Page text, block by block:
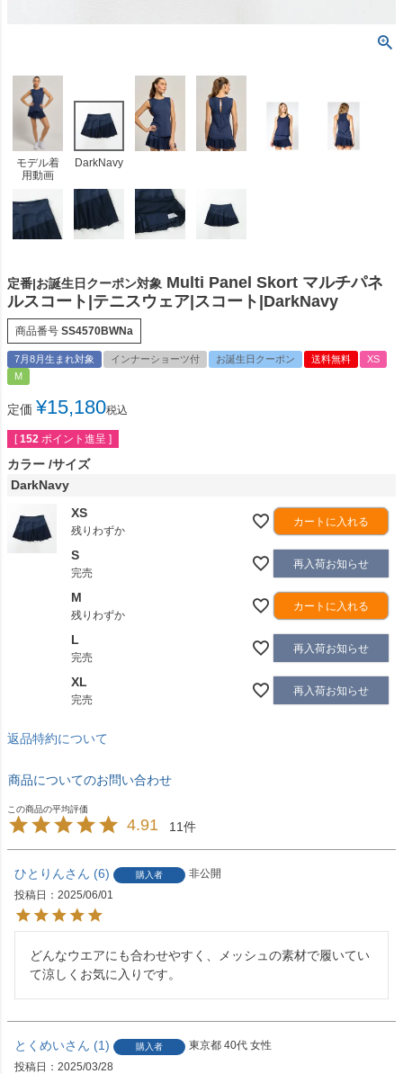
モデル着
用動画
DarkNavy
定番|お誕生日クーポン対象 Multi Panel Skort マルチパネ
ルスコート|テニスウェア|スコート|DarkNavy
商品番号 SS4570BWNa
7月8月生まれ対象 インナーショーツ付 お誕生日クーポン 送料無料
XS
M
定価 ¥15,180税込
[ 152 ポイント進呈 ]
カラー サイズ
DarkNavy
XS
残りわずか
カートに入れる
S
完売
再入荷お知らせ
M
残りわずか
カートに入れる
L
完売
再入荷お知らせ
XL
完売
再入荷お知らせ
返品特約について
商品についてのお問い合わせ
4.91 11
ひとりん 6 購入者
非公開
投稿日
2025/06/01
どんなウエアにも合わせやすく、メッシュの素材で履いてい
て涼しくお気に入りです。
とくめい 1 購入者 東京都 40代 女性
投稿日
2025/03/28